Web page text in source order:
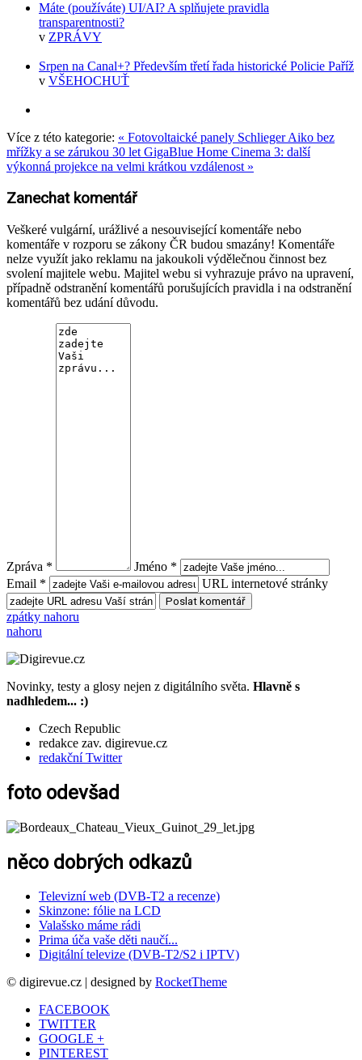
Máte (používáte) UI/AI? A splňujete pravidla
transparentnosti?
v ZPRÁVY
Srpen na Canal+? Především třetí řada historické Policie Paříž
v VŠEHOCHUŤ
Více z této kategorie: « Fotovoltaické panely Schlieger Aiko bez
mřížky a se zárukou 30 letGigaBlue Home Cinema 3: další
výkonná projekce na velmi krátkou vzdálenost »
Zanechat komentář
Veškeré vulgární, urážlivé a nesouvisející komentáře nebo
komentáře v rozporu se zákony ČR budou smazány! Komentáře
nelze využít jako reklamu na jakoukoli výdělečnou činnost bez
svolení majitele webu. Majitel webu si vyhrazuje právo na upravení,
případně odstranění komentářů porušujících pravidla i na odstranění
komentářů bez udání důvodu.
Zpráva *
Jméno *
Email *
URL internetové stránky
zpátky nahoru
nahoru
Novinky, testy a glosy nejen z digitálního světa. Hlavně s
nadhledem... :)
Czech Republic
redakce zav. digirevue.cz
redakční Twitter
foto odevšad
něco dobrých odkazů
Televizní web (DVB-T2 a recenze)
Skinzone: fólie na LCD
Valašsko máme rádi
Prima úča vaše děti naučí...
Digitální televize (DVB-T2/S2 i IPTV)
© digirevue.cz | designed by RocketTheme
FACEBOOK
TWITTER
GOOGLE +
PINTEREST